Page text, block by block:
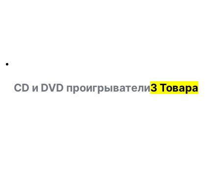
CD и DVD проигрыватели3 Товара